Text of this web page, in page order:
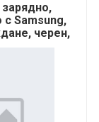
Samsung,
черен,